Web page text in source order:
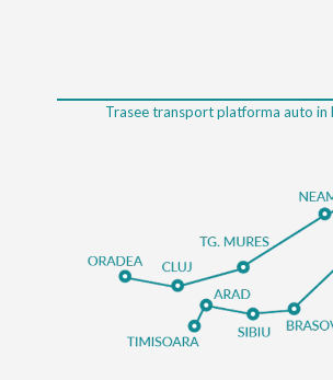
Trasee transport platforma auto in